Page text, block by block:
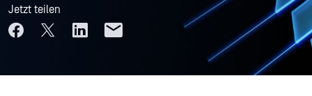
Jetzt teilen